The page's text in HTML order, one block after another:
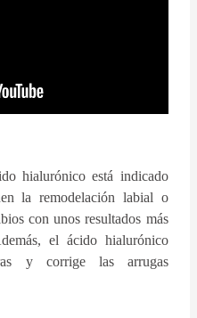
hialurónico está indicado
la remodelación labial o
con unos resultados más
el ácido hialurónico
y corrige las arrugas